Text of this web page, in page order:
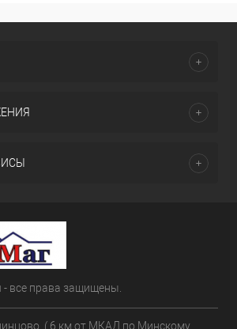
все права защищены.
( 6 км от МКАД по Минскому